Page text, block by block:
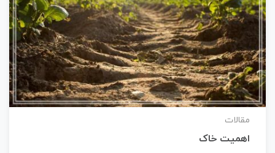
مقالات
اهمیت خاک